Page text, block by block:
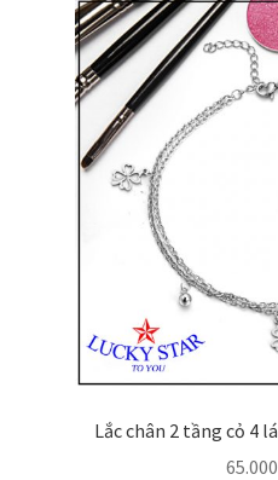
Lắc chân 2 tầng cỏ 4
65.000